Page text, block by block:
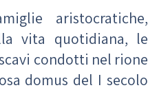
aristocratiche,
vita quotidiana, le
condotti nel rione
domus del I secolo